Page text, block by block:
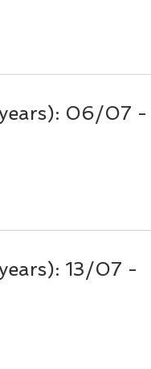
06/07 -
13/07 -